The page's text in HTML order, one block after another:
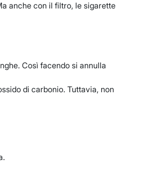
anche con il filtro, le sigarette
Così facendo si annulla
di carbonio. Tuttavia, non